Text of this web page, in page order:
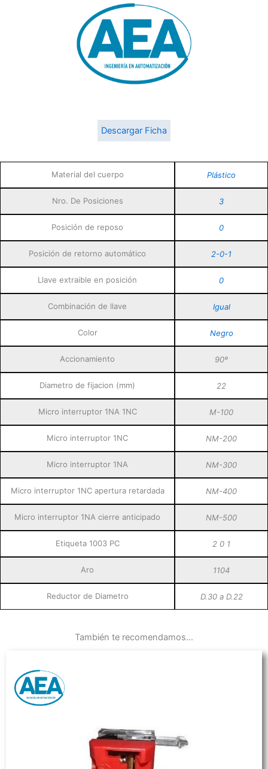
Descargar Ficha
Material del cuerpo Plástico
Nro. De Posiciones 3
Posición de reposo 0
Posición de retorno automático 2-0-1
Llave extraible en posición 0
Combinación de llave Igual
Color Negro
Accionamiento 90º
Diametro de fijacion (mm) 22
Micro interruptor 1NA 1NC M-100
Micro interruptor 1NC NM-200
Micro interruptor 1NA NM-300
Micro interruptor 1NC apertura retardada NM-400
Micro interruptor 1NA cierre anticipado NM-500
Etiqueta 1003 PC 2 0 1
Aro 1104
Reductor de Diametro D.30 a D.22
También te recomendamos…